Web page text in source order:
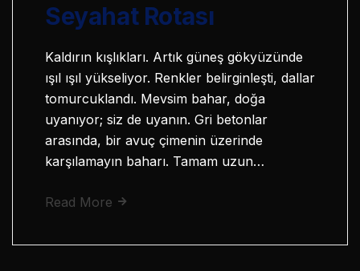
Seyahat Rotası
Kaldırın kışlıkları. Artık güneş gökyüzünde
ışıl ışıl yükseliyor. Renkler belirginleşti, dallar
tomurcuklandı. Mevsim bahar, doğa
uyanıyor; siz de uyanın. Gri betonlar
arasında, bir avuç çimenin üzerinde
karşılamayın baharı. Tamam uzun…
Read More